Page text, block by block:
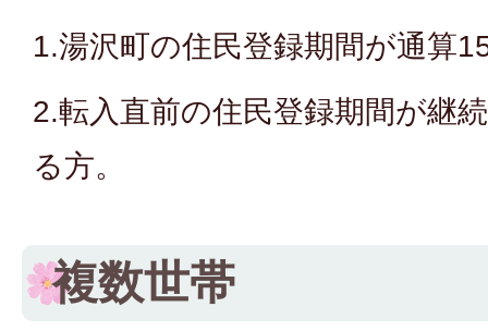
1.湯沢町の住民登録期間が通算
2.転入直前の住民登録期間が継
る方。
複数世帯